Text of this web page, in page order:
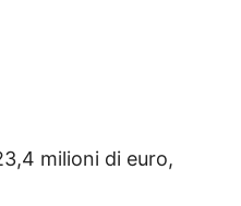
milioni di euro,